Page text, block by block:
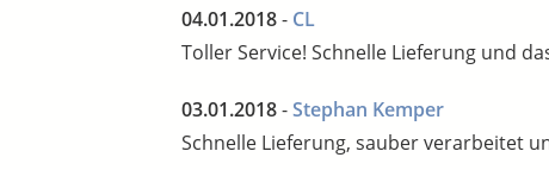
04.01.2018- CL
Toller Service! Schnelle Lieferung und
03.01.2018-Stephan Kemper
Schnelle Lieferung, sauber verarbeitet